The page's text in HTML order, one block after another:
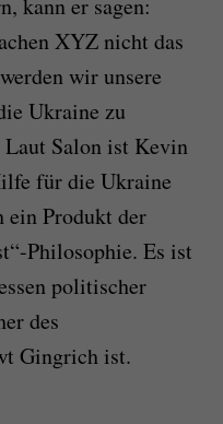
kann er sagen:
XYZ nicht das
wir unsere
Ukraine zu
Laut Salon ist Kevin
für die Ukraine
Produkt der
Philosophie. Es ist
politischer
des
Gingrich ist.